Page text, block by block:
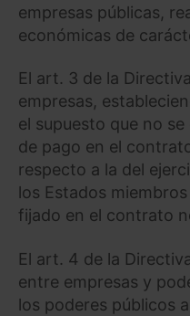
empresas públicas,
económicas de
El art. 3 de la
empresas,
el supuesto que no
de pago en el
respecto a la del
los Estados
fijado en el contrato
El art. 4 de la
entre empresas y
los poderes públicos